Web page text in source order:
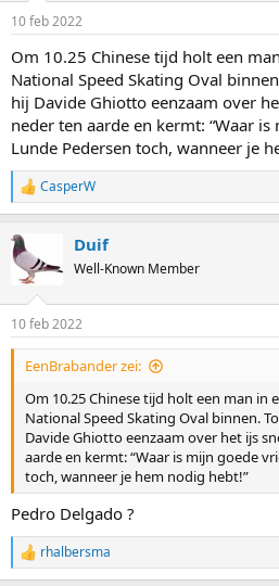
Dan weten jullie dit alvast en hoeven
10 feb 2022
Om 10.25 Chinese tijd holt een
National Speed Skating Oval
hij Davide Ghiotto eenzaam over
neder ten aarde en kermt: “Waar
Lunde Pedersen toch, wanneer je
R
e
c
t
i
s
:
CasperW
Duif
Well-Known Member
10 feb 2022
EenBrabander zei:
Om 10.25 Chinese tijd holt een man in
National Speed Skating Oval binnen.
Davide Ghiotto eenzaam over het ijs
aarde en kermt: “Waar is mijn goede
toch, wanneer je hem nodig hebt!”
Pedro Delgado ?
R
e
rhalbersma